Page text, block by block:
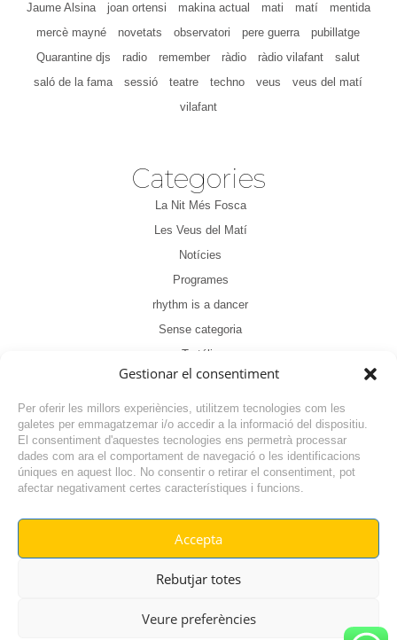
Gestionar el consentiment
Per oferir les millors experiències, utilitzem tecnologies com les
galetes per emmagatzemar i/o accedir a la informació del dispositiu.
El consentiment d'aquestes tecnologies ens permetrà processar
dades com ara el comportament de navegació o les identificacions
úniques en aquest lloc. No consentir o retirar el consentiment, pot
afectar negativament certes característiques i funcions.
Accepta
Rebutjar totes
Veure preferències
Jaume Alsina
joan ortensi makina actual mati matí
mentida
mercè mayné
novetats observatori pere guerra
pubillatge
Quarantine djs
radio remember ràdio ràdio vilafant
salut
saló de la fama
sessió teatre techno veus
veus del matí
vilafant
Categories
La Nit Més Fosca
Les Veus del Matí
Notícies
Programes
rhythm is a dancer
Sense categoria
Tertúlia
NOTÍCIA ANTERIOR
NOTÍCIA SEGÜENT
© RADIO VILAFANT 2024
|AVÍS LEGAL|POLÍTICA DE PRIVACITAT